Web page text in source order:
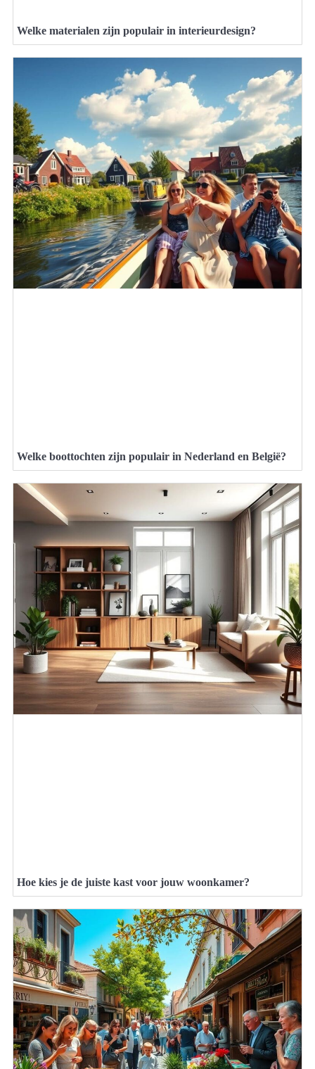
Welke materialen zijn populair in interieurdesign?
Welke boottochten zijn populair in Nederland en België?
Hoe kies je de juiste kast voor jouw woonkamer?